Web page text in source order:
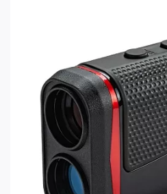
Средства для ухода за
Тюнинг оружия и ЗИП
Обувь
Тактическое
Высокоточная стрельба